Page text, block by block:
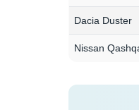
Dacia Duster
Nissan